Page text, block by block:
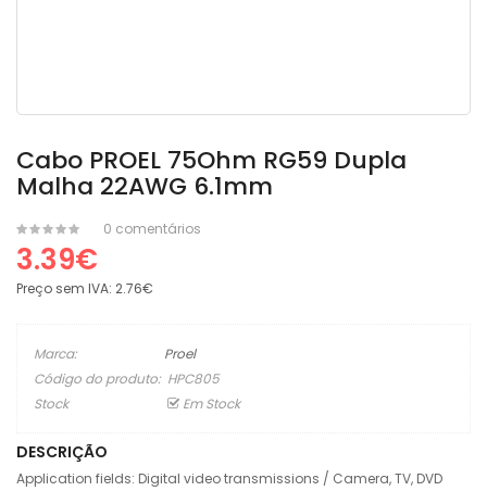
Cabo PROEL 75Ohm RG59 Dupla
Malha 22AWG 6.1mm
0 comentários
3.39€
Preço sem IVA: 2.76€
Marca:
Proel
Código do produto: HPC805
Stock
Em Stock
DESCRIÇÃO
Application fields: Digital video transmissions / Camera, TV, DVD